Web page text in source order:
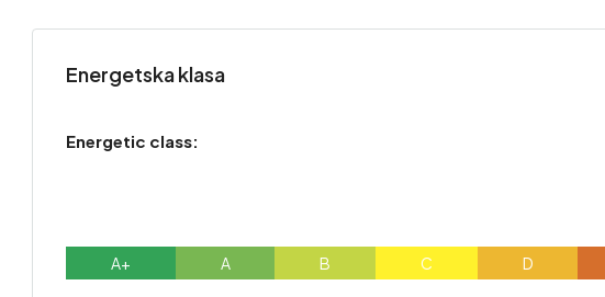
Energetska klasa
Energetic class:
A+ A B C D